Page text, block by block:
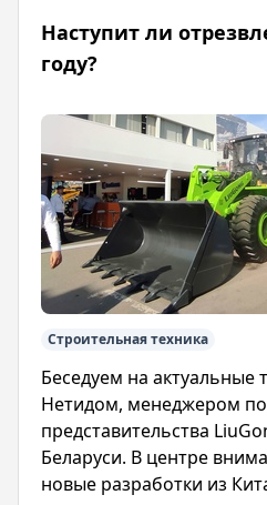
Наступит ли
году?
Строительная техника
Беседуем на актуальные
Нетидом, менеджером по
представительства
Беларуси. В центре
новые разработки из